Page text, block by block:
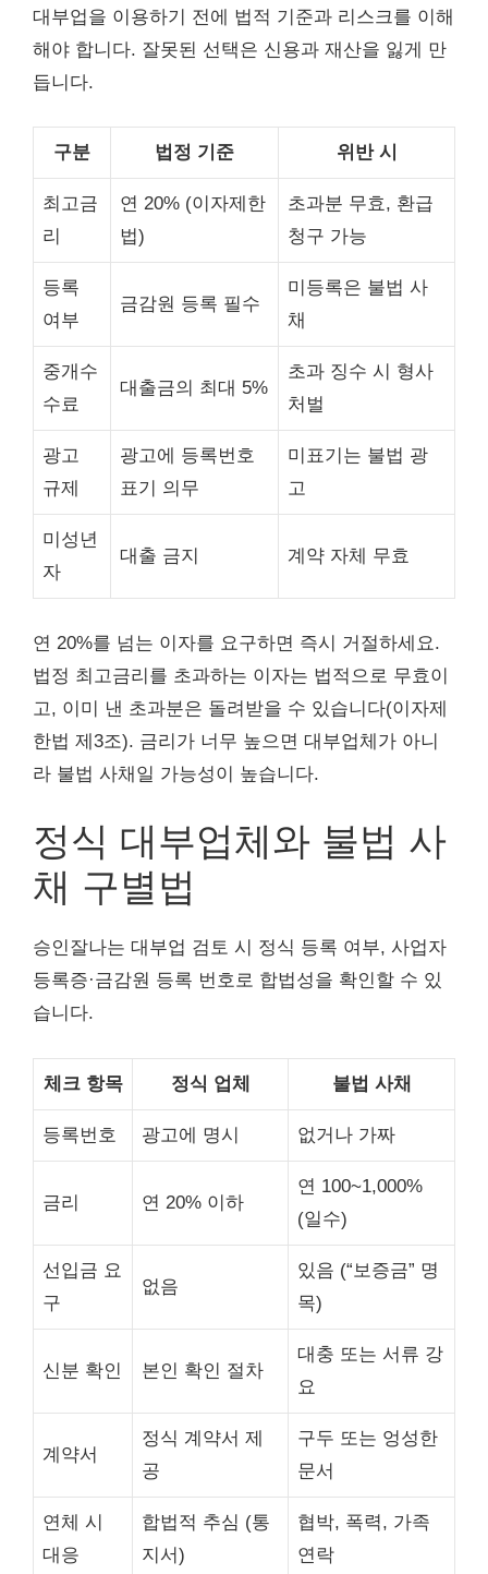
대부업을 이용하기 전에 법적 기준과 리스크를 이해
해야 합니다. 잘못된 선택은 신용과 재산을 잃게 만
듭니다.
구분 법정 기준 위반 시
최고금
리
연 20% (이자제한
법)
초과분 무효, 환급
청구 가능
등록
여부
금감원 등록 필수
미등록은 불법 사
채
중개수
수료
대출금의 최대 5%
초과 징수 시 형사
처벌
광고
규제
광고에 등록번호
표기 의무
미표기는 불법 광
고
미성년
자
대출 금지 계약 자체 무효
연 20%를 넘는 이자를 요구하면 즉시 거절하세요.
법정 최고금리를 초과하는 이자는 법적으로 무효이
고, 이미 낸 초과분은 돌려받을 수 있습니다(이자제
한법 제3조). 금리가 너무 높으면 대부업체가 아니
라 불법 사채일 가능성이 높습니다.
정식 대부업체와 불법 사
채 구별법
승인잘나는 대부업 검토 시 정식 등록 여부, 사업자
등록증·금감원 등록 번호로 합법성을 확인할 수 있
습니다.
체크 항목 정식 업체 불법 사채
등록번호 광고에 명시 없거나 가짜
금리 연 20% 이하
연 100~1,000%
(일수)
선입금 요
구
없음
있음 (“보증금” 명
목)
신분 확인 본인 확인 절차
대충 또는 서류 강
요
계약서
정식 계약서 제
공
구두 또는 엉성한
문서
연체 시
대응
합법적 추심 (통
지서)
협박, 폭력, 가족
연락